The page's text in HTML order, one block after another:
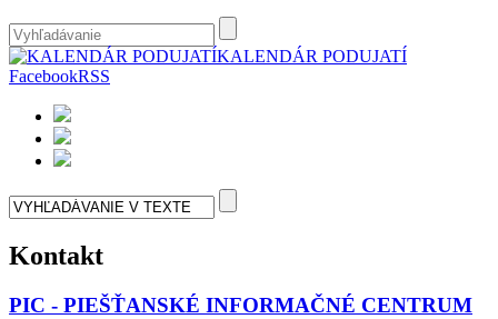
KALENDÁR PODUJATÍ
FacebookRSS
Kontakt
PIC - PIEŠŤANSKÉ INFORMAČNÉ CENTRUM